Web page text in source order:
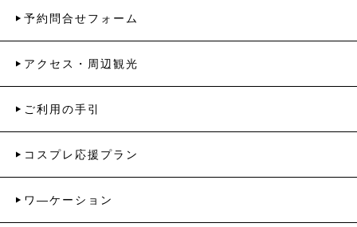
予約問合せフォーム
アクセス・周辺観光
ご利用の手引
コスプレ応援プラン
ワ―ケーション